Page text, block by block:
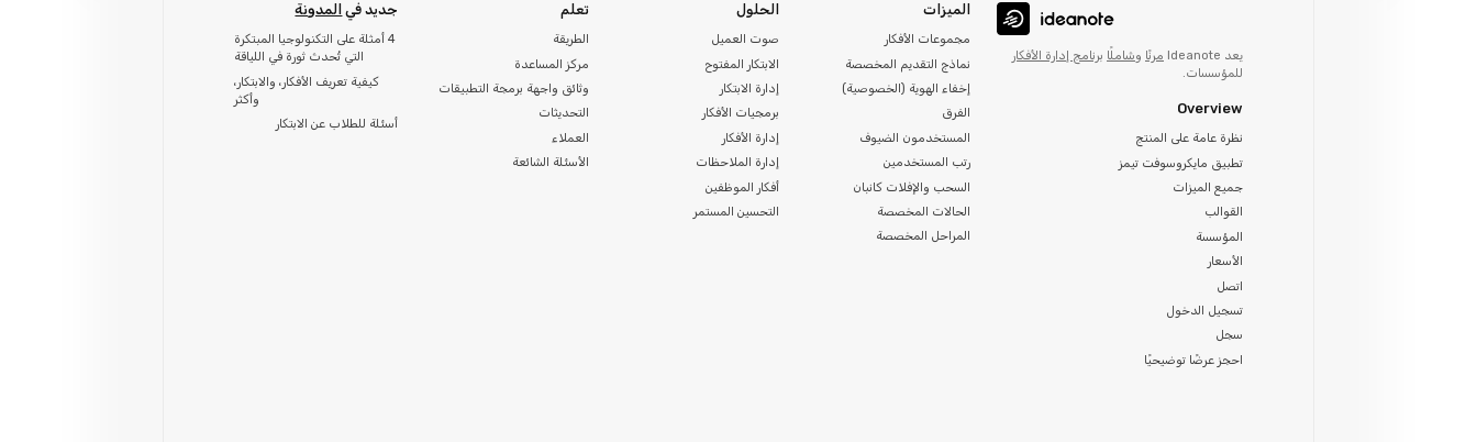
يعد Ideanote مرنًا وشاملًا برنامج إدارة الأفكار
للمؤسسات.
Overview
نظرة عامة على المنتج
تطبيق مايكروسوفت تيمز
جميع الميزات
القوالب
المؤسسة
الأسعار
اتصل
تسجيل الدخول
سجل
احجز عرضًا توضيحيًا
الميزات
مجموعات الأفكار
نماذج التقديم المخصصة
إخفاء الهوية (الخصوصية)
الفرق
المستخدمون الضيوف
رتب المستخدمين
السحب والإفلات كانبان
الحالات المخصصة
المراحل المخصصة
الحلول
صوت العميل
الابتكار المفتوح
إدارة الابتكار
برمجيات الأفكار
إدارة الأفكار
إدارة الملاحظات
أفكار الموظفين
التحسين المستمر
تعلم
الطريقة
مركز المساعدة
وثائق واجهة برمجة التطبيقات
التحديثات
العملاء
الأسئلة الشائعة
جديد في المدونة
4 أمثلة على التكنولوجيا المبتكرة
التي تُحدث ثورة في اللياقة
كيفية تعريف الأفكار، والابتكار،
وأكثر
أسئلة للطلاب عن الابتكار